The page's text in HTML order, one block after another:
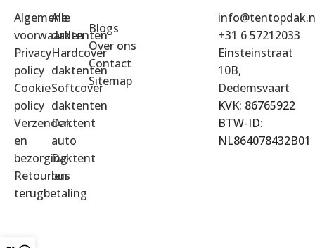
Algemene
voorwaarden
Privacy
policy
Cookie
policy
Verzenden
en
bezorging
Retour en
terugbetaling
Alle
daktenten
Hardcover
daktenten
Softcover
daktenten
Daktent
auto
Daktent
bus
Blogs
Over ons
Contact
Sitemap
+31 6 57212033
Einsteinstraat
10B,
Dedemsvaart
KVK: 86765922
BTW-ID:
NL864078432B01